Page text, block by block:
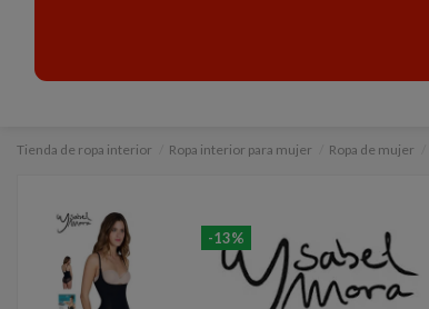
Tienda de ropa interior Ropa interior para mujer Ropa de mujer
-13%